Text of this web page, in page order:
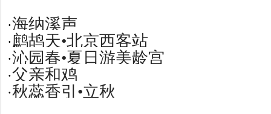
·海纳溪声
·鹧鸪天•北京西客站
·沁园春•夏日游美龄宫
·父亲和鸡
·秋蕊香引•立秋